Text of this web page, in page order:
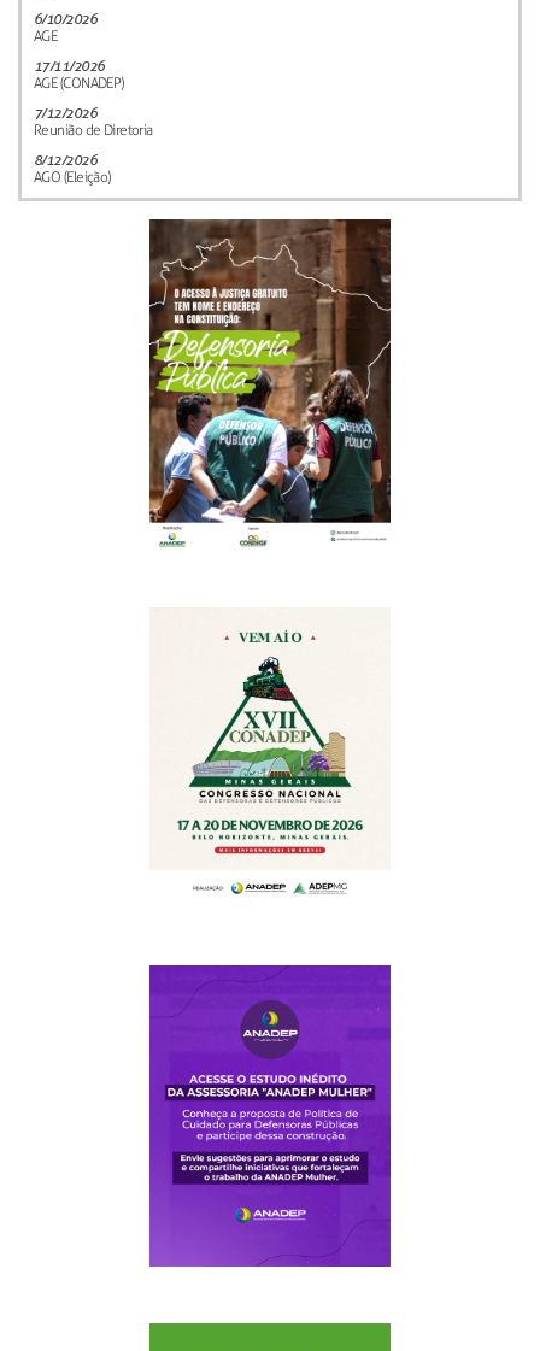
6/10/2026
AGE
17/11/2026
AGE (CONADEP)
7/12/2026
Reunião de Diretoria
8/12/2026
AGO (Eleição)